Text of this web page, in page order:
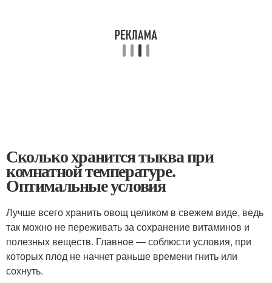
Сколько хранится тыква при
комнатной температуре.
Оптимальные условия
Лучше всего хранить овощ целиком в свежем виде, ведь
так можно не переживать за сохранение витаминов и
полезных веществ. Главное — соблюсти условия, при
которых плод не начнет раньше времени гнить или
сохнуть.